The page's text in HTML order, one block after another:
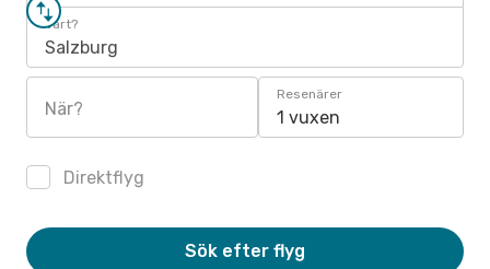
Vart?
Salzburg
När?
Resenärer
1 vuxen
Direktflyg
Sök efter flyg